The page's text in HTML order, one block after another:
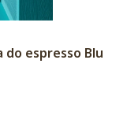
do espresso Blu